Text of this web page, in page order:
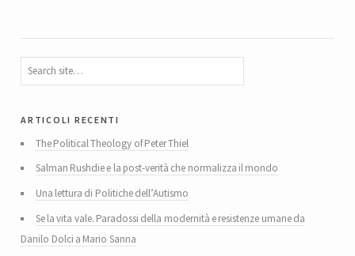
articoli recenti
The Political Theology of Peter Thiel
Salman Rushdie e la post-verità che normalizza il mondo
Una lettura di Politiche dell’Autismo
Se la vita vale. Paradossi della modernità e resistenze umane da
Danilo Dolci a Mario Sanna